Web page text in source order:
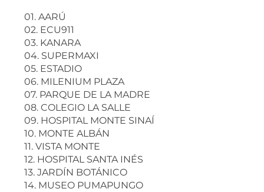
01. AARÚ
02. ECU911
03. KANARA
04. SUPERMAXI
05. ESTADIO
06. MILENIUM PLAZA
07. PARQUE DE LA MADRE
08. COLEGIO LA SALLE
09. HOSPITAL MONTE SINAÍ
10. MONTE ALBÁN
11. VISTA MONTE
12. HOSPITAL SANTA INÉS
13. JARDÍN BOTÁNICO
14. MUSEO PUMAPUNGO